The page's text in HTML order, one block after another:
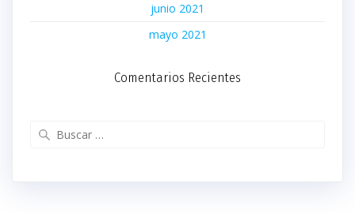
junio 2021
mayo 2021
Comentarios Recientes